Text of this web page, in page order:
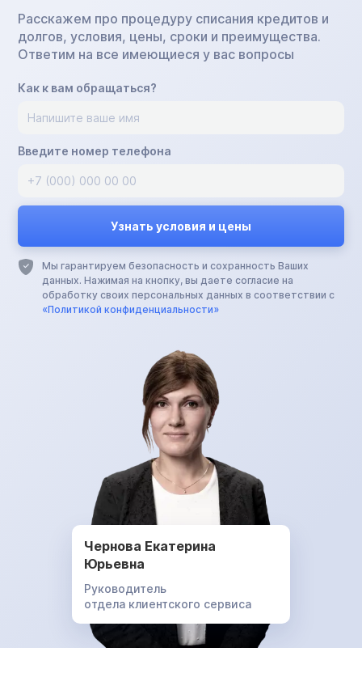
Расскажем про процедуру списания кредитов и
долгов, условия, цены, сроки и преимущества.
Ответим на все имеющиеся у вас вопросы
Как к вам обращаться?
Введите номер телефона
Мы гарантируем безопасность и сохранность Ваших
данных. Нажимая на кнопку, вы даете согласие на
обработку своих персональных данных в соответствии с
«Политикой конфиденциальности»
Чернова Екатерина
Юрьевна
Руководитель
отдела клиентского сервиса